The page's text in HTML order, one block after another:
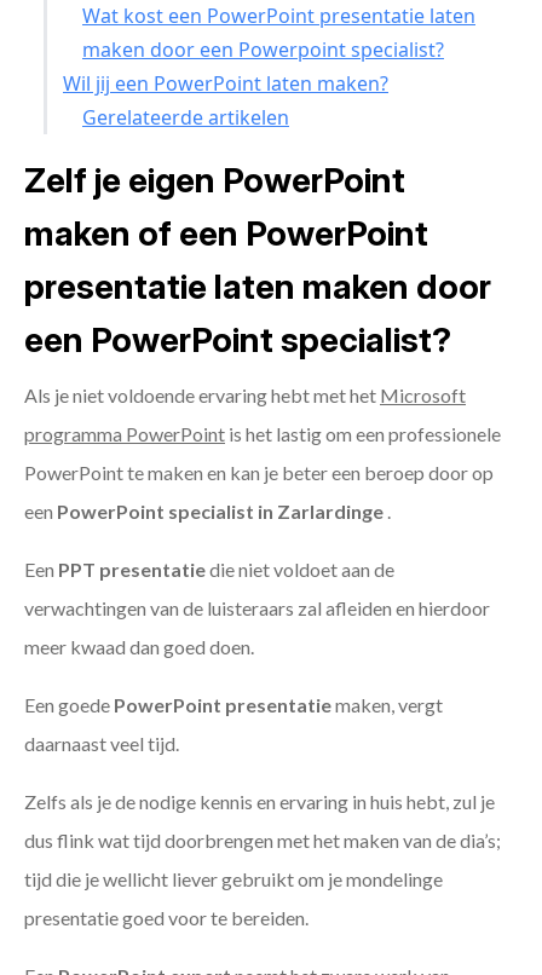
Wat kost een PowerPoint presentatie laten
maken door een Powerpoint specialist?
Wil jij een PowerPoint laten maken?
Gerelateerde artikelen
Zelf je eigen PowerPoint
maken of een PowerPoint
presentatie laten maken door
een PowerPoint specialist?
Als je niet voldoende ervaring hebt met het Microsoft
programma PowerPoint is het lastig om een professionele
PowerPoint te maken en kan je beter een beroep door op
een PowerPoint specialist in Zarlardinge .
Een PPT presentatiedie niet voldoet aan de
verwachtingen van de luisteraars zal afleiden en hierdoor
meer kwaad dan goed doen.
Een goede PowerPoint presentatiemaken, vergt
daarnaast veel tijd.
Zelfs als je de nodige kennis en ervaring in huis hebt, zul je
dus flink wat tijd doorbrengen met het maken van de dia’s;
tijd die je wellicht liever gebruikt om je mondelinge
presentatie goed voor te bereiden.